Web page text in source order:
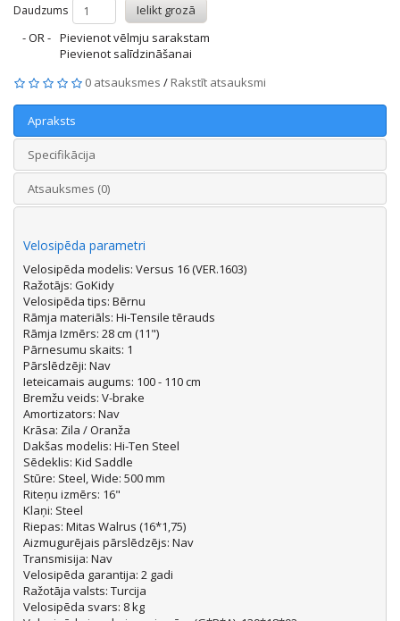
Daudzums
Ielikt grozā
- OR - Pievienot vēlmju sarakstam
Pievienot salīdzināšanai
0 atsauksmes / Rakstīt atsauksmi
Apraksts
Specifikācija
Atsauksmes (0)
Velosipēda parametri
Velosipēda modelis: Versus 16 (VER.1603)
Ražotājs: GoKidy
Velosipēda tips: Bērnu
Rāmja materiāls: Hi-Tensile tērauds
Rāmja Izmērs: 28 cm (11")
Pārnesumu skaits: 1
Pārslēdzēji: Nav
Ieteicamais augums: 100 - 110 cm
Bremžu veids: V-brake
Amortizators: Nav
Krāsa: Zila / Oranža
Dakšas modelis: Hi-Ten Steel
Sēdeklis: Kid Saddle
Stūre: Steel, Wide: 500 mm
Riteņu izmērs: 16"
Klaņi: Steel
Riepas: Mitas Walrus (16*1,75)
Aizmugurējais pārslēdzējs: Nav
Transmisija: Nav
Velosipēda garantija: 2 gadi
Ražotāja valsts: Turcija
Velosipēda svars: 8 kg